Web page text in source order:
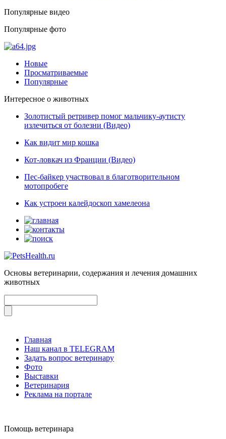
Популярные видео
Популярные фото
Новые
Просматриваемые
Популярные
Интересное о животных
Золотистый ретривер помог мальчику-аутисту
излечиться от болезни (Видео)
Как видит мир кошка
Кот-ловкач из Франции (Видео)
Пес-байкер участвовал в благотворительном
мотопробеге
Как устроен калейдоскоп хамелеона
Основы ветеринарии, содержания и лечения домашних
животных
Главная
Наш канал в TELEGRAM
Задать вопрос ветеринару
Фото
Выставки
Ветеринария
Реклама на портале
Помощь ветеринара